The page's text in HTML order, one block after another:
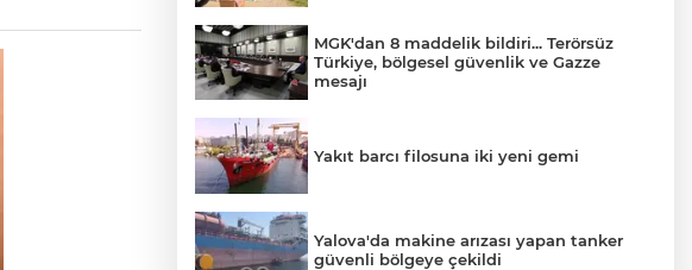
MGK'dan 8 maddelik bildiri... Terörsüz
Türkiye, bölgesel güvenlik ve Gazze
mesajı
Yakıt barcı filosuna iki yeni gemi
Yalova'da makine arızası yapan tanker
güvenli bölgeye çekildi